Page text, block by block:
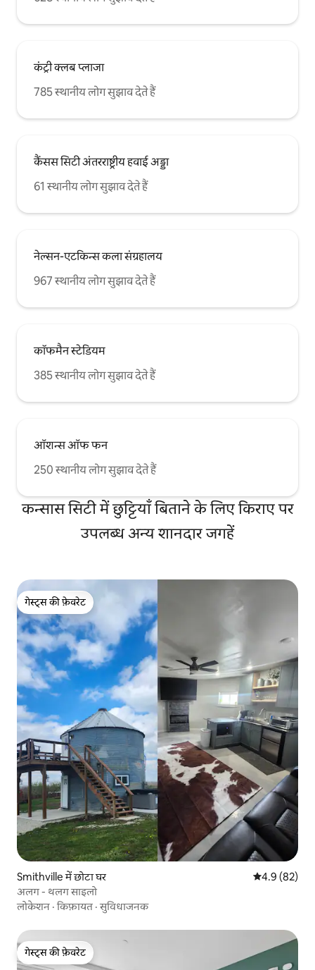
करते हैं, और टीवी स्क्रीन पर प्रदर्शित करने के लिए
हमारे फोन या कंप्यूटर से डेटा का उपयोग करें!
कंट्री क्लब प्लाजा
785 स्थानीय लोग सुझाव देते हैं
कैंसस सिटी अंतरराष्ट्रीय हवाई अड्डा
61 स्थानीय लोग सुझाव देते हैं
नेल्सन-एटकिन्स कला संग्रहालय
967 स्थानीय लोग सुझाव देते हैं
कॉफमैन स्टेडियम
385 स्थानीय लोग सुझाव देते हैं
ऑशन्स ऑफ फन
250 स्थानीय लोग सुझाव देते हैं
कन्सास सिटी में छुट्टियाँ बिताने के लिए किराए पर
उपलब्ध अन्य शानदार जगहें
गेस्ट्स की फ़ेवरेट
गेस्ट्स की फ़ेवरेट
Smithville में छोटा घर औसत रेटिंग 5 में
4.9 (82)
अलग - थलग साइलो
लोकेशन ·किफ़ायत ·सुविधाजनक
गेस्ट्स की फ़ेवरेट
गेस्ट्स की फ़ेवरेट